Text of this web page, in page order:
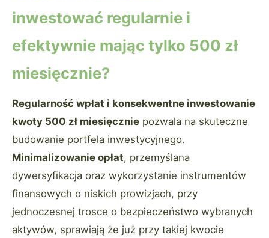
inwestować regularnie i
efektywnie mając tylko 500 zł
miesięcznie?
Regularność wpłat i konsekwentne inwestowanie
kwoty 500 zł miesięcznie pozwala na skuteczne
budowanie portfela inwestycyjnego.
Minimalizowanie opłat, przemyślana
dywersyfikacja oraz wykorzystanie instrumentów
finansowych o niskich prowizjach, przy
jednoczesnej trosce o bezpieczeństwo wybranych
aktywów, sprawiają że już przy takiej kwocie